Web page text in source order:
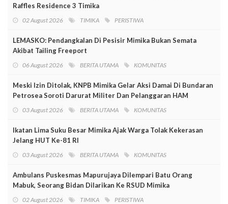
Raffles Residence 3 Timika
02 August 2026 TIMIKA PERISTIWA
LEMASKO: Pendangkalan Di Pesisir Mimika Bukan Semata
Akibat Tailing Freeport
06 August 2026 BERITA UTAMA KOMUNITAS
Meski Izin Ditolak, KNPB Mimika Gelar Aksi Damai Di Bundaran
Petrosea Soroti Darurat Militer Dan Pelanggaran HAM
03 August 2026 BERITA UTAMA KOMUNITAS
Ikatan Lima Suku Besar Mimika Ajak Warga Tolak Kekerasan
Jelang HUT Ke-81 RI
03 August 2026 BERITA UTAMA KOMUNITAS
Ambulans Puskesmas Mapurujaya Dilempari Batu Orang
Mabuk, Seorang Bidan Dilarikan Ke RSUD Mimika
02 August 2026 TIMIKA PERISTIWA